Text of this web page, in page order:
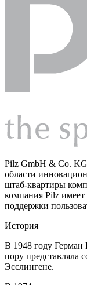
Pilz GmbH & Co.
области
штаб-квартиры
компания Pilz
поддержки
История
В 1948 году Герман
пору представляла
Эсслингене.